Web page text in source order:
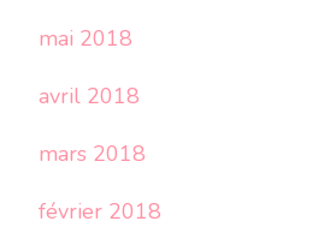
mai 2018
avril 2018
mars 2018
février 2018